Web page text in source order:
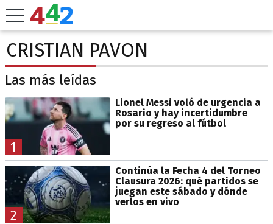
CRISTIAN PAVON
Las más leídas
1
Lionel Messi voló de urgencia a
Rosario y hay incertidumbre
por su regreso al fútbol
2
Continúa la Fecha 4 del Torneo
Clausura 2026: qué partidos se
juegan este sábado y dónde
verlos en vivo